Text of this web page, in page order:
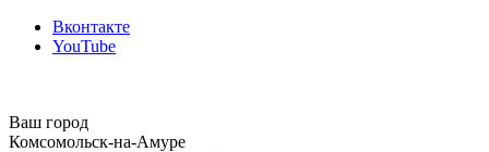
Вконтакте
YouTube
Ваш город
Комсомольск-на-Амуре